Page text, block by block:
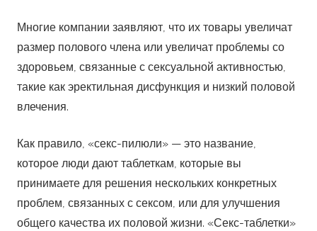
Многие компании заявляют, что их товары увеличат
размер полового члена или увеличат проблемы со
здоровьем, связанные с сексуальной активностью,
такие как эректильная дисфункция и низкий половой
влечения.
Как правило, «секс-пилюли» — это название,
которое люди дают таблеткам, которые вы
принимаете для решения нескольких конкретных
проблем, связанных с сексом, или для улучшения
общего качества их половой жизни. «Секс-таблетки»